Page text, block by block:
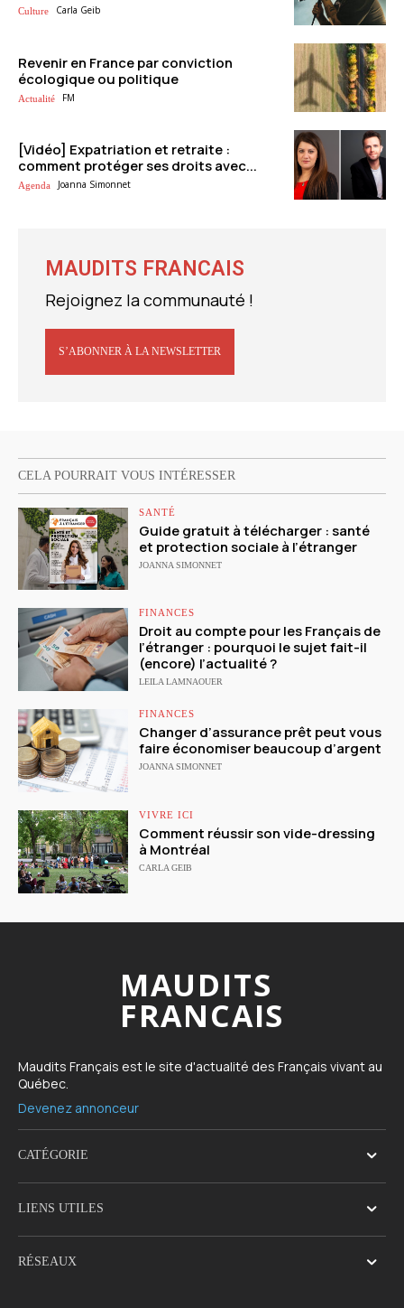
Culture Carla Geib
Revenir en France par conviction
écologique ou politique
Actualité FM
[Vidéo] Expatriation et retraite :
comment protéger ses droits avec...
Agenda Joanna Simonnet
MAUDITS FRANCAIS
Rejoignez la communauté !
S’ABONNER À LA NEWSLETTER
CELA POURRAIT VOUS INTÉRESSER
SANTÉ
Guide gratuit à télécharger : santé
et protection sociale à l’étranger
JOANNA SIMONNET
FINANCES
Droit au compte pour les Français de
l’étranger : pourquoi le sujet fait-il
(encore) l’actualité ?
LEILA LAMNAOUER
FINANCES
Changer d’assurance prêt peut vous
faire économiser beaucoup d’argent
JOANNA SIMONNET
VIVRE ICI
Comment réussir son vide-dressing
à Montréal
CARLA GEIB
MAUDITS
FRANCAIS
Maudits Français est le site d'actualité des Français vivant au
Québec.
Devenez annonceur
CATÉGORIE
LIENS UTILES
RÉSEAUX